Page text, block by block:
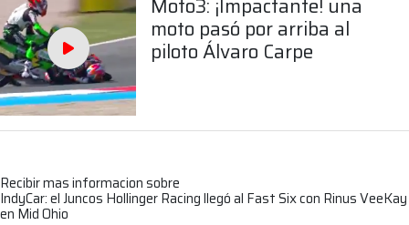
Moto3: ¡Impactante! una
moto pasó por arriba al
piloto Álvaro Carpe
Recibir mas informacion sobre
IndyCar: el Juncos Hollinger Racing llegó al Fast Six con Rinus VeeKay
en Mid Ohio